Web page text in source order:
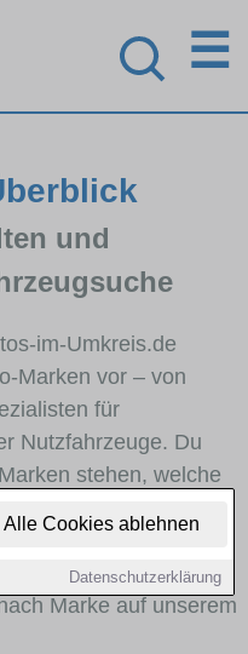
Alle Cookies ablehnen
Datenschutzerklärung
☰
und
im-Umkreis.de
Marken vor – von
für
Nutzfahrzeuge. Du
stehen, welche
und wie sich die
den Markenportraits
bequem zu den
Marke auf unserem